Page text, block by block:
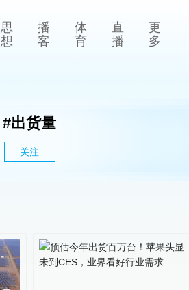
思
想
播
客
体
育
直
播
更
多
#出货量
关注